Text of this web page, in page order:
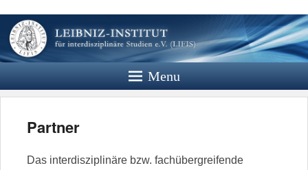
Leibniz
Institut
Website des Leibniz Instituts für
Interdisziplinäre Studien e.V.
Menu
Partner
Das interdisziplinäre bzw. fachübergreifende